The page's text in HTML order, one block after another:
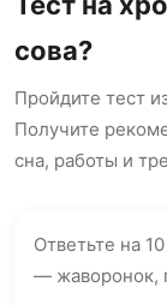
сова?
Пройдите тест
Получите
сна, работы и
Ответьте на
— жаворонок,